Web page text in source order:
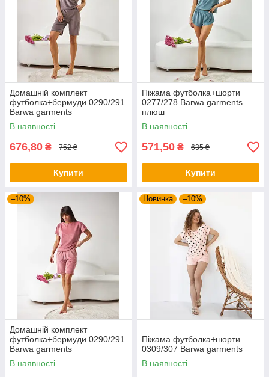
Домашній комплект
футболка+бермуди 0290/291
Barwa garments
В наявності
676,80 ₴ 752 ₴
Купити
Піжама футболка+шорти
0277/278 Barwa garments
плюш
В наявності
571,50 ₴ 635 ₴
Купити
–10%
Домашній комплект
футболка+бермуди 0290/291
Barwa garments
В наявності
Новинка –10%
Піжама футболка+шорти
0309/307 Barwa garments
В наявності